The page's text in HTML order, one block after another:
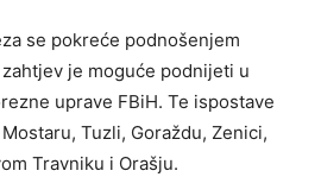
se pokreće podnošenjem
je moguće podnijeti u
uprave FBiH. Te ispostave
Tuzli, Goraždu, Zenici,
Travniku i Orašju.